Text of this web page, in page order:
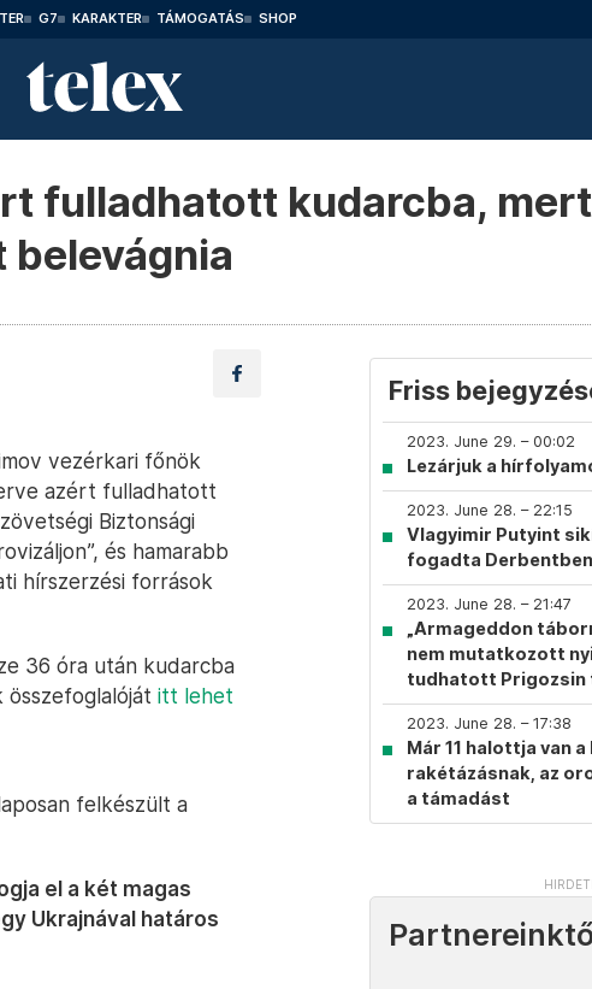
G7 KARAKTER TÁMOGATÁS SHOP
fulladhatott kudarcba,
vezérkari főnök
azért fulladhatott
Biztonsági
és hamarabb
hírszerzési források
36 óra után kudarcba
itt lehet
felkészült a
el a két magas
Ukrajnával határos
Friss
2023. June 29. – 00:02
Lezárjuk a
2023. June 28. – 22:15
Vlagyimir Putyint
fogadta Derbentben
2023. June 28. – 21:47
„Armageddon
nem mutatkozott
tudhatott Prigozsin
2023. June 28. – 17:38
Már 11 halottja van
rakétázásnak, az
a támadást